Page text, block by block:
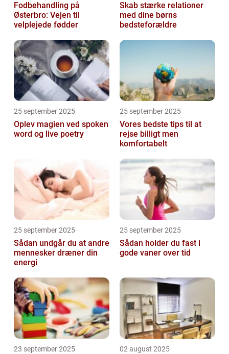
Fodbehandling på
Østerbro: Vejen til
velplejede fødder
Skab stærke relationer
med dine børns
bedsteforældre
25 september 2025
Oplev magien ved spoken
word og live poetry
25 september 2025
Vores bedste tips til at
rejse billigt men
komfortabelt
25 september 2025
Sådan undgår du at andre
mennesker dræner din
energi
25 september 2025
Sådan holder du fast i
gode vaner over tid
23 september 2025 02 august 2025